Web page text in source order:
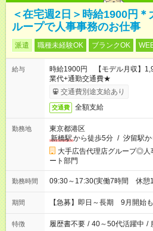
＜在宅週2日＞時給1900円
ループで人事事務のお仕事
派遣 職種未経験OK ブランクOK
給与
時給1900円 【モデル月収】
業代+通勤交通費★
交通費別途支給あり
交通費 全額支給
勤務地
東京都港区
新橋駅から徒歩5分 / 汐留駅
大手広告代理店グループ◎人
ート部門
勤務時間 09:30～17:30(実働7時間 休憩
期間 【急募】即日～長期 9月開始
特徴 履歴書不要 / 40～50代活躍中 /